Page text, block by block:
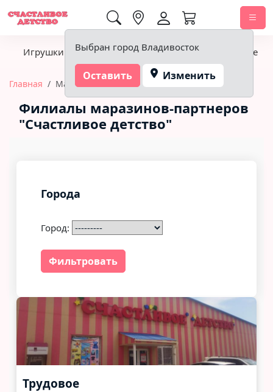
Выбран город Владивосток
Оставить Изменить
Игрушки Детское питание Подгузники, гигиена
Главная Магазины
Филиалы маразинов-партнеров
"Счастливое детство"
Города
Город:
Фильтровать
Трудовое